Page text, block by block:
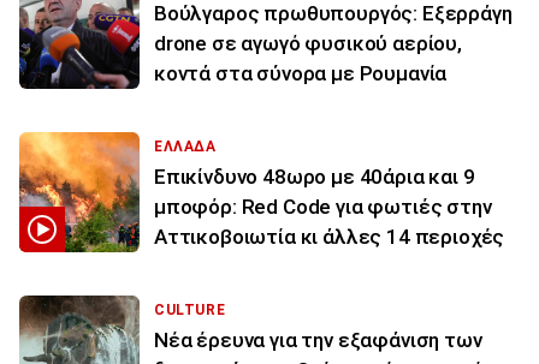
Βούλγαρος πρωθυπουργός: Εξερράγη
drone σε αγωγό φυσικού αερίου,
κοντά στα σύνορα με Ρουμανία
ΕΛΛΑΔΑ
Επικίνδυνο 48ωρο με 40άρια και 9
μποφόρ: Red Code για φωτιές στην
Αττικοβοιωτία κι άλλες 14 περιοχές
CULTURE
Νέα έρευνα για την εξαφάνιση των